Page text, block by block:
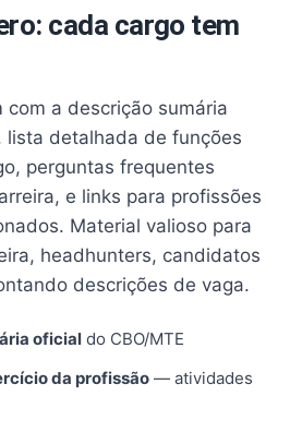
cada cargo tem
com a descrição sumária
lista detalhada de funções
perguntas frequentes
e links para profissões
Material valioso para
headhunters, candidatos
descrições de vaga.
oficial do CBO/MTE
da profissão — atividades